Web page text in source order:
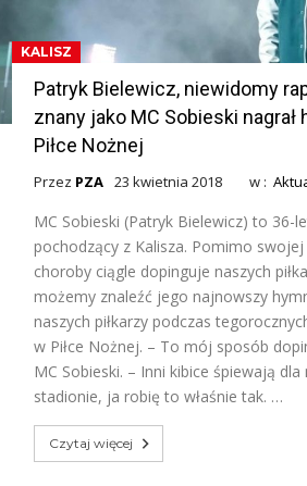
KALISZ
Patryk Bielewicz, niewidomy
znany jako MC Sobieski nagrał
Piłce Nożnej
Przez PZA 23 kwietnia 2018 w :
MC Sobieski (Patryk Bielewicz) to 36-
pochodzący z Kalisza. Pomimo swojej
choroby ciągle dopinguje naszych
możemy znaleźć jego najnowszy
naszych piłkarzy podczas
w Piłce Nożnej. – To mój sposób
MC Sobieski. – Inni kibice śpiewają dla
stadionie, ja robię to właśnie tak. …
Czytaj więcej